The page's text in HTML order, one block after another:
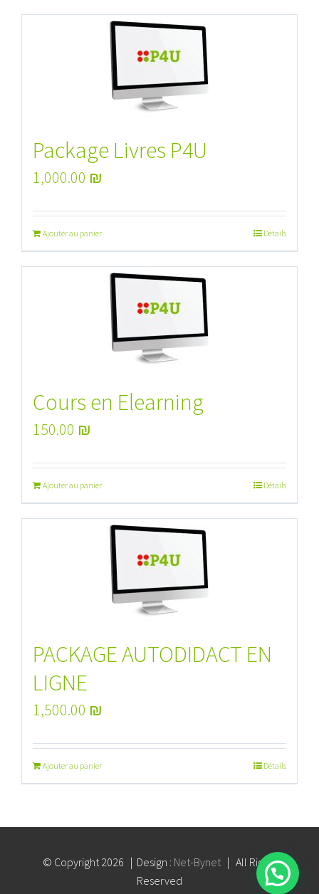
Package Livres P4U
1,000.00 ₪
Ajouter au panier Détails
Cours en Elearning
150.00 ₪
Ajouter au panier Détails
PACKAGE AUTODIDACT EN
LIGNE
1,500.00 ₪
Ajouter au panier Détails
© Copyright2026 | Design : Net-Bynet| All Rights
Reserved